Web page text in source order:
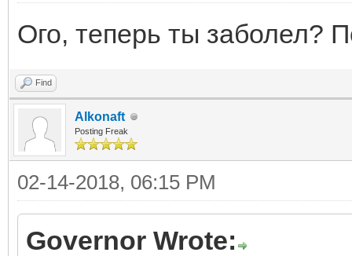
Ого, теперь ты заболел?
Find
Alkonaft
Posting Freak
02-14-2018, 06:15 PM
Governor Wrote: